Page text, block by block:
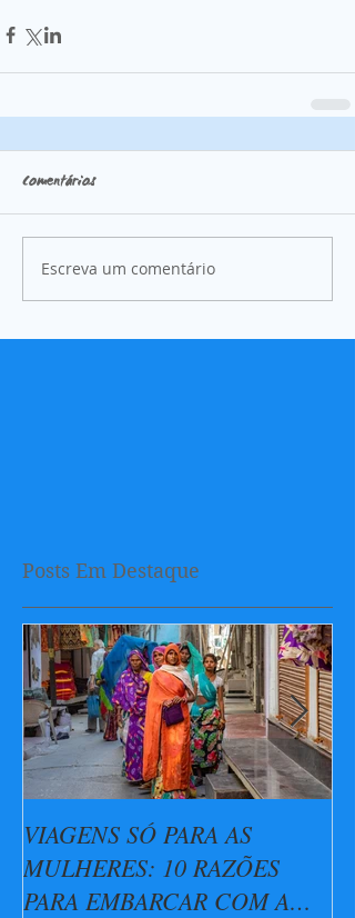
Comentários
Escreva um comentário
Posts Em Destaque
VIAGENS SÓ PARA AS
MULHERES: 10 RAZÕES
PARA EMBARCAR COM A